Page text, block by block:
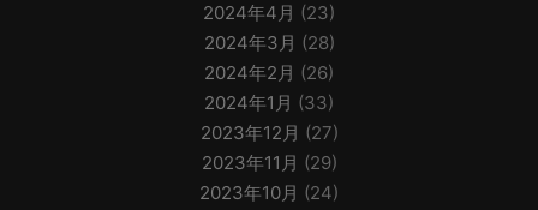
2024年4月 (23)
2024年3月 (28)
2024年2月 (26)
2024年1月 (33)
2023年12月 (27)
2023年11月 (29)
2023年10月 (24)